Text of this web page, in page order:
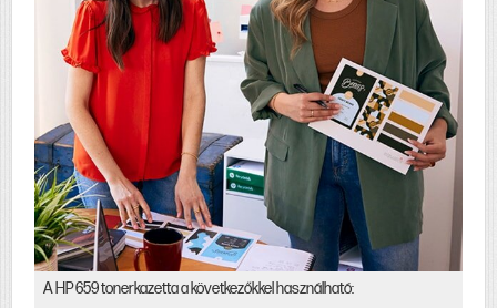
A HP 659 tonerkazetta a következőkkel használható: